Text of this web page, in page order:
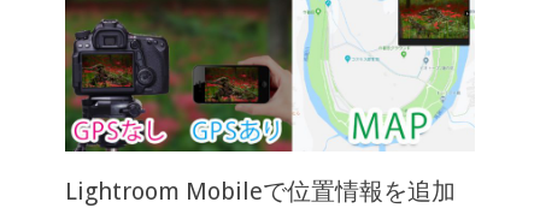
Lightroom Mobileで位置情報を追加